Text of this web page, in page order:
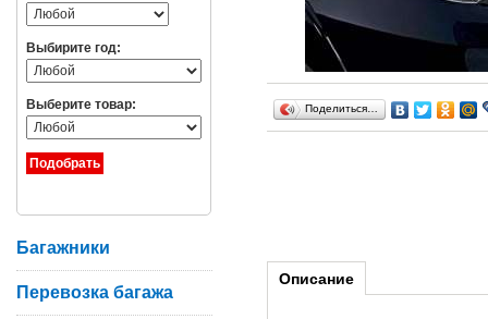
Поделиться…
Описание
Выбирите год:
Выберите товар:
Багажники
Перевозка багажа